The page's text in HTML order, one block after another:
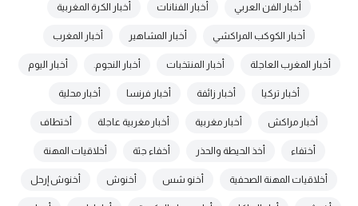
أخبار الفن العربي أخبار الفنانات أخبار الكرة المغربية
أخبار الكوكب المراكشي أخبار المشاهير أخبار المغرب
أخبار المغرب العاجلة أخبار المنتخبات أخبار النجوم. أخبار اليوم
أخبار تركيا أخبار زائفة أخبار فرنسا أخبار محلية
أخبار مراكش أخبار مغربية أخبار مغربية عاجلة أختطاف
أختفاء أخذ الحيطة والحذر أخفاء جثة أخلاقيات المهنة
أخلاقيات المهنة الصحفية أخنو شس أخنوش أخنوش إرحل